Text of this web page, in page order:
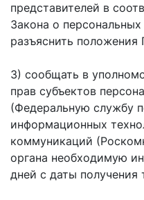
представителей в
Закона о
разъяснить положения
3) сообщать в
прав субъектов
(Федеральную службу
информационных
коммуникаций
органа необходимую
дней с даты получения